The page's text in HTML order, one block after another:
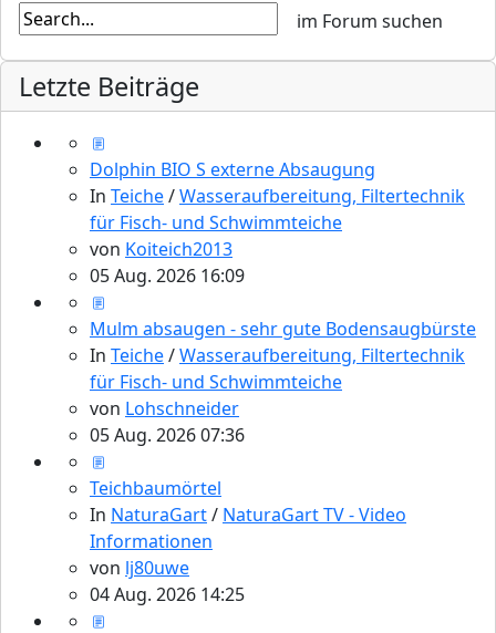
Letzte Beiträge
Dolphin BIO S externe Absaugung
In Teiche/Wasseraufbereitung, Filtertechnik
für Fisch- und Schwimmteiche
von Koiteich2013
05 Aug. 2026 16:09
Mulm absaugen - sehr gute Bodensaugbürste
In Teiche/Wasseraufbereitung, Filtertechnik
für Fisch- und Schwimmteiche
von Lohschneider
05 Aug. 2026 07:36
Teichbaumörtel
In NaturaGart/ NaturaGart TV - Video
Informationen
von lj80uwe
04 Aug. 2026 14:25